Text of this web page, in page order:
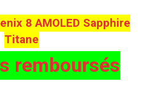
8 AMOLED Sapphire
Titane
remboursés